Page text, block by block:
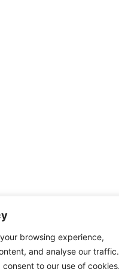
browsing experience,
and analyse our traffic.
to our use of